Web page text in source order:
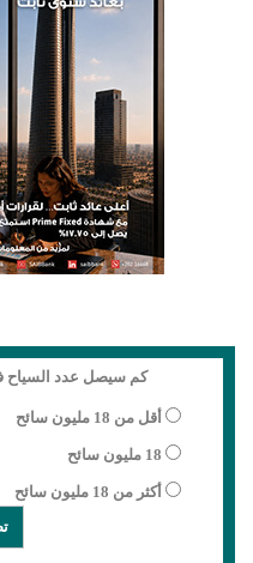
كم سيصل عدد السياح
أقل من 18 مليون سائح
18 مليون سائح
أكثر من 18 مليون سائح